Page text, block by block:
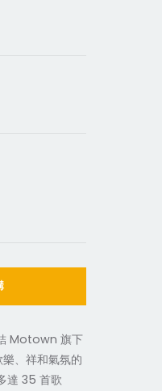
Motown 旗下
、祥和氣氛的
達 35 首歌